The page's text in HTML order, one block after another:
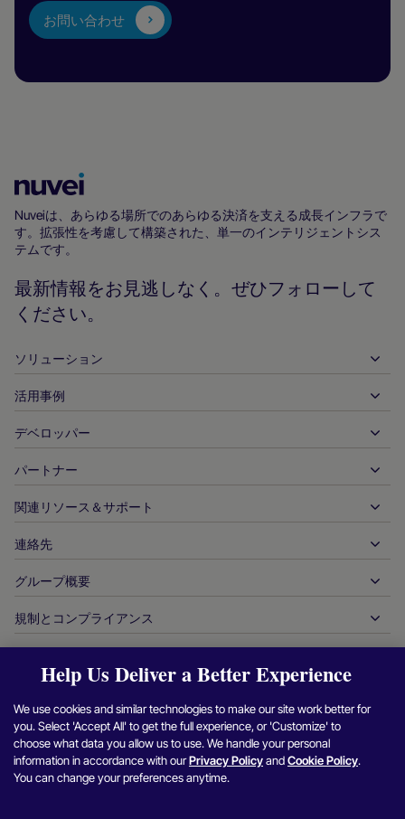
お問い合わせ
ホ
ー
ペ
ー
Nuveiは、あらゆる場所でのあらゆる決済を支える成長インフラで
す。拡張性を考慮して構築された、単一のインテリジェントシス
テムです。
最新情報をお見逃しなく。ぜひフォローして
ください。
ソリューション
入金
出金
リアルタイム決済
発行
決済方法
APM
オーソリ最適化
不正行為＆リスク管理
チャージバックの解決
通貨管理
照合管理
活用事例
ホスピタリティ
自動車
企業間（B2B）
金融サービス
政府からの支払い
旅行＆モビリティ
暗号通貨プラットフォーム＆両替
マーケットプレイス
中小企業
デジタルコンテンツ＆サブスクリプション
デベロッパー
デベロッパーツール
API 参照ドキュメント
ドキュメントセンター
パートナー
当社との提携
パートナー製品＆ソリューション
技術パートナー
パートナー DNA
パートナーの洞察
関連リソース＆サポート
お客様サポート
加盟店向けリソース
業界レポート
連絡先
販売に関するお問い合わせ
最高経営責任者室
カナダ行動規範
企業情報
加盟店紹介プログラム
セキュリティ脆弱性の報告
グループ概要
当社について
採用情報
ケーススタディ
ブログ
ニュースルーム
インタビュー＆ウェビナー
規制とコンプライアンス
現代奴隷制対策報告（英国）
現代奴隷制対策に関する報告（カナダ）
アルゼンチンの情報と方針
ブラジルの情報と方針
ログイン お問い合わせ
FacebookX（Twitter）Instagram Linkedin
Help Us Deliver a Better Experience
We use cookies and similar technologies to make our site work better for
you. Select 'Accept All' to get the full experience, or 'Customize' to
choose what data you allow us to use. We handle your personal
information in accordance with ourPrivacy PolicyandCookie Policy.
You can change your preferences anytime.